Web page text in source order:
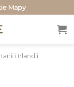
Mapy
i Irlandii